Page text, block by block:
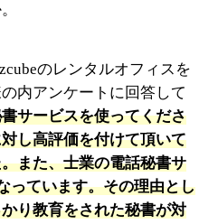
のレンタルオフィスを
内アンケートに回答して
サービスを使ってくださ
し高評価を付けて頂いて
また、士業の電話秘書サ
っています。その理由とし
り教育をされた秘書が対